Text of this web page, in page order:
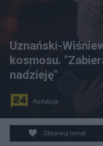
Uznański-
kosmosu.
nadzieję"
Redakcja
Obserwuj temat